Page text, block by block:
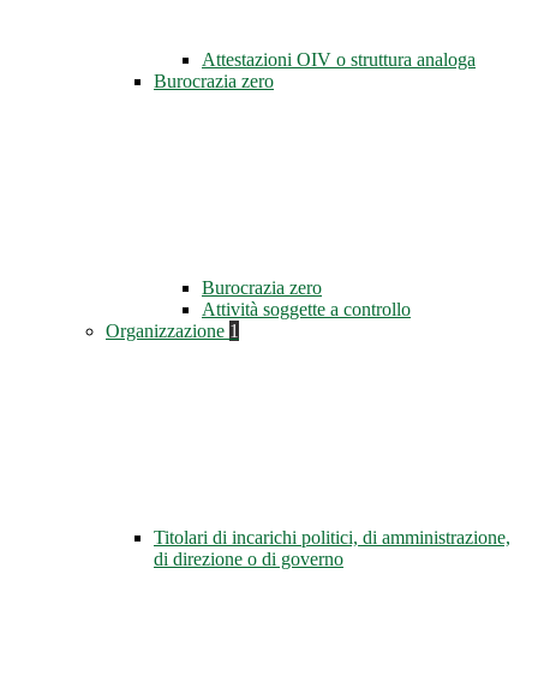
Attestazioni OIV o struttura analoga
Burocrazia zero
Burocrazia zero
Attività soggette a controllo
Organizzazione 1
Titolari di incarichi politici, di amministrazione,
di direzione o di governo